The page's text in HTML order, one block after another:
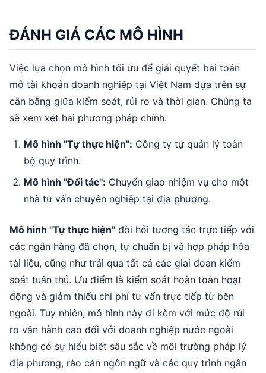
ĐÁNH GIÁ CÁC MÔ HÌNH
Việc lựa chọn mô hình tối ưu để giải quyết bài toán
mở tài khoản doanh nghiệp tại Việt Nam dựa trên sự
cân bằng giữa kiểm soát, rủi ro và thời gian. Chúng ta
sẽ xem xét hai phương pháp chính:
Mô hình "Tự thực hiện": Công ty tự quản lý toàn
bộ quy trình.
Mô hình "Đối tác": Chuyển giao nhiệm vụ cho một
nhà tư vấn chuyên nghiệp tại địa phương.
Mô hình "Tự thực hiện" đòi hỏi tương tác trực tiếp với
các ngân hàng đã chọn, tự chuẩn bị và hợp pháp hóa
tài liệu, cũng như trải qua tất cả các giai đoạn kiểm
soát tuân thủ. Ưu điểm là kiểm soát hoàn toàn hoạt
động và giảm thiểu chi phí tư vấn trực tiếp từ bên
ngoài. Tuy nhiên, mô hình này đi kèm với mức độ rủi
ro vận hành cao đối với doanh nghiệp nước ngoài
không có sự hiểu biết sâu sắc về môi trường pháp lý
địa phương, rào cản ngôn ngữ và các quy trình ngân